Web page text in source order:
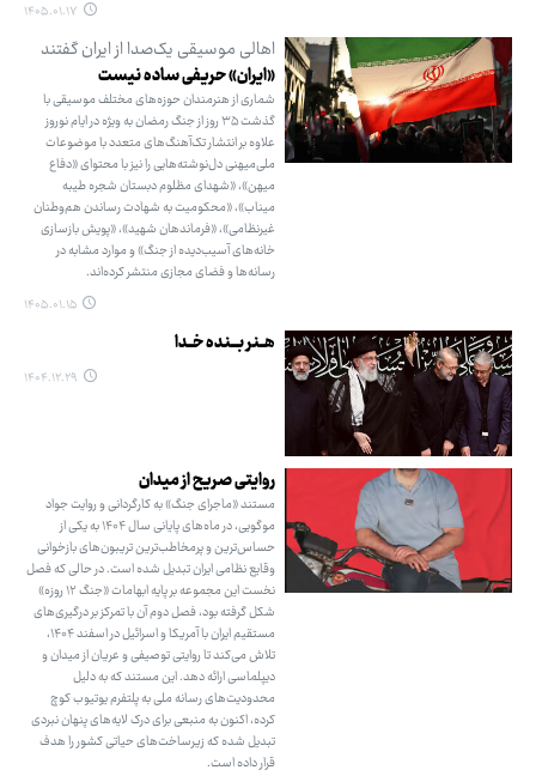
۱۴۰۵.۰۱.۱۷
اهالی موسیقی یک‌صدا از ایران گفتند
«ایران» حریفی ساده نیست
شماری از هنرمندان حوزه‌های مختلف موسیقی با
گذشت ۳۵ روز از جنگ رمضان به ویژه در ایام نوروز
علاوه بر انتشار تک‌آهنگ‌های متعدد با موضوعات
ملی‌میهنی دل‌نوشته‌هایی را نیز با محتوای «دفاع
میهن»، «شهدای مظلوم دبستان شجره طیبه
میناب»، «محکومیت به شهادت رساندن هم‌وطنان
غیرنظامی»، «فرماندهان شهید»، «پویش بازسازی
خانه‌های آسیب‌دیده از جنگ» و موارد مشابه در
رسانه‌ها و فضای مجازی منتشر کرده‌اند.
۱۴۰۵.۰۱.۱۵
هــنر بـــنده خــدا
۱۴۰۴.۱۲.۲۹
روایتی صریح از میدان
مستند «ماجرای جنگ» به کارگردانی و روایت جواد
موگویی، در ماه‌های پایانی سال ۱۴۰۴ به یکی از
حساس‌ترین و پرمخاطب‌ترین تریبون‌های بازخوانی
وقایع نظامی ایران تبدیل شده است. در حالی که فصل
نخست این مجموعه بر پایه ابهامات «جنگ ۱۲ روزه»
شکل گرفته بود، فصل دوم آن با تمرکز بر درگیری‌های
مستقیم ایران با آمریکا و اسرائیل در اسفند ۱۴۰۴،
تلاش می‌کند تا روایتی توصیفی و عریان از میدان و
دیپلماسی ارائه دهد. این مستند که به دلیل
محدودیت‌های رسانه ملی به پلتفرم یوتیوب کوچ
کرده، اکنون به منبعی برای درک لایه‌های پنهان نبردی
تبدیل شده که زیرساخت‌های حیاتی کشور را هدف
قرار داده است.